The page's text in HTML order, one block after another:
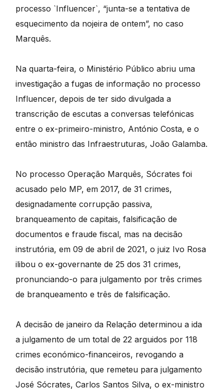
processo `Influencer`, “junta-se a tentativa de
esquecimento da nojeira de ontem”, no caso
Marquês.
Na quarta-feira, o Ministério Público abriu uma
investigação a fugas de informação no processo
Influencer, depois de ter sido divulgada a
transcrição de escutas a conversas telefónicas
entre o ex-primeiro-ministro, António Costa, e o
então ministro das Infraestruturas, João Galamba.
No processo Operação Marquês, Sócrates foi
acusado pelo MP, em 2017, de 31 crimes,
designadamente corrupção passiva,
branqueamento de capitais, falsificação de
documentos e fraude fiscal, mas na decisão
instrutória, em 09 de abril de 2021, o juiz Ivo Rosa
ilibou o ex-governante de 25 dos 31 crimes,
pronunciando-o para julgamento por três crimes
de branqueamento e três de falsificação.
A decisão de janeiro da Relação determinou a ida
a julgamento de um total de 22 arguidos por 118
crimes económico-financeiros, revogando a
decisão instrutória, que remeteu para julgamento
José Sócrates, Carlos Santos Silva, o ex-ministro